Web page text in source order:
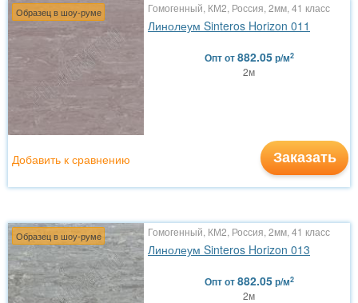
Образец в шоу-руме Гомогенный, КМ2, Россия, 2мм, 41 класс
Линолеум Sinteros Horizon 011
Оптот882.05р/м2
2м
Заказать
Добавить к сравнению
Образец в шоу-руме Гомогенный, КМ2, Россия, 2мм, 41 класс
Линолеум Sinteros Horizon 013
Оптот882.05р/м2
2м